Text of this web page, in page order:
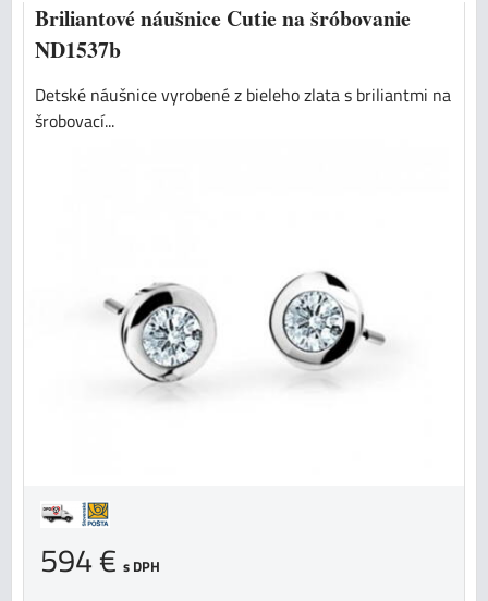
Briliantové náušnice Cutie na šróbovanie
ND1537b
Detské náušnice vyrobené z bieleho zlata s briliantmi na
šrobovací...
594 € s DPH